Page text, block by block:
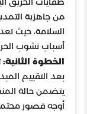
من جاهزية
السلامة، حيث
أسباب نشوب
الخطوة
بعد التقييم
يتضمن حالة
أوجه قصور